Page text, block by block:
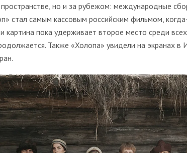
но и за рубежом: международные
стал самым кассовым российским фильмом,
картина пока удерживает второе место среди
Также «Холопа» увидели на экранах